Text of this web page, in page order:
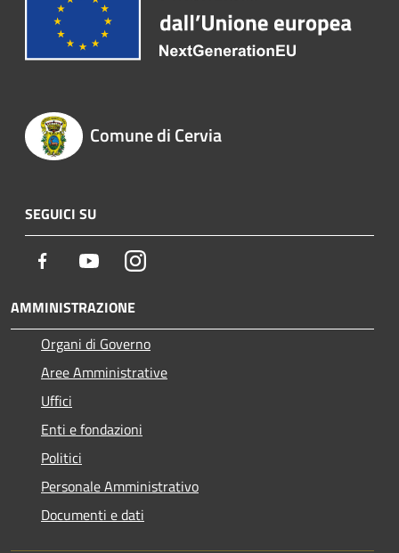
Comune di Cervia
SEGUICI SU
Facebook YoutubeInstagram
AMMINISTRAZIONE
Organi di Governo
Aree Amministrative
Uffici
Enti e fondazioni
Politici
Personale Amministrativo
Documenti e dati